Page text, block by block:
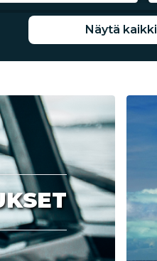
Näytä kaikki